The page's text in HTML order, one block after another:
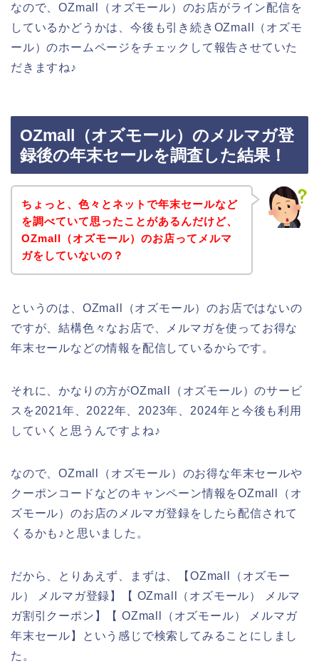
なので、OZmall（オズモール）のお店がライン配信を
しているかどうかは、今後も引き続きOZmall（オズモ
ール）のホームページをチェックして報告させていた
だきますね♪
OZmall（オズモール）のメルマガ登
録後の年末セールを調査した結果！
ちょっと、色々とネットで年末セールなど
を調べていて思ったことがあるんだけど、
OZmall（オズモール）のお店ってメルマ
ガをしていないの？
というのは、OZmall（オズモール）のお店ではないの
ですが、結構色々なお店で、メルマガを使ってお得な
年末セールなどの情報を配信しているからです。
それに、かなりの方がOZmall（オズモール）のサービ
スを2021年、2022年、2023年、2024年と今後も利用
していくと思うんですよね♪
なので、OZmall（オズモール）のお得な年末セールや
クーポンコードなどのキャンペーン情報をOZmall（オ
ズモール）のお店のメルマガ登録をしたら配信されて
くるかも♪と思いました。
だから、とりあえず、まずは、【OZmall（オズモー
ル） メルマガ登録】【 OZmall（オズモール） メルマ
ガ割引クーポン】【 OZmall（オズモール） メルマガ
年末セール】という感じで検索してみることにしまし
た。